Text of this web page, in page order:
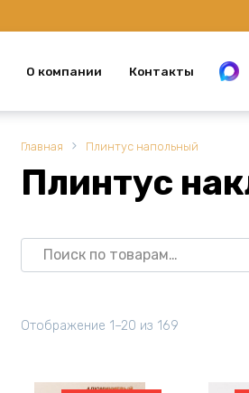
О компании Контакты
Главная Плинтус напольный
Плинтус
Искать:
Отображение 1–20 из 169